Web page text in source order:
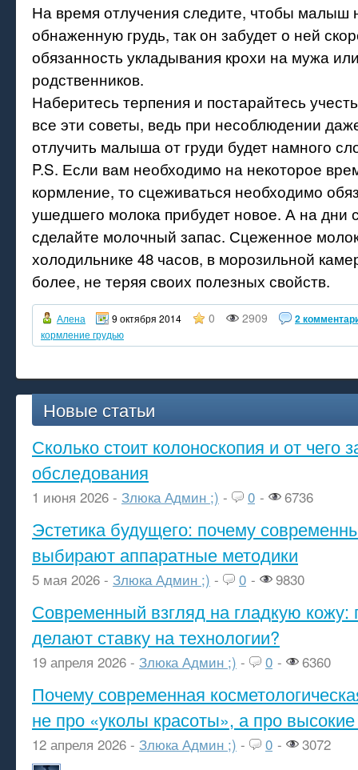
На время отлучения следите, чтобы малыш
обнаженную грудь, так он забудет о ней
обязанность укладывания крохи на мужа
родственников.
Наберитесь терпения и постарайтесь
все эти советы, ведь при несоблюдении
отлучить малыша от груди будет намного
P.S. Если вам необходимо на некоторое
кормление, то сцеживаться необходимо
ушедшего молока прибудет новое. А на дни
сделайте молочный запас. Сцеженное
холодильнике 48 часов, в морозильной
более, не теряя своих полезных свойств.
Алена 9 октября 2014 0 2909 2
кормление грудью
Новые статьи
Сколько стоит колоноскопия и от чего
обследования
1 июня 2026 - Злюка Админ ;) - 0 - 6736
Эстетика будущего: почему
выбирают аппаратные методики
5 мая 2026 - Злюка Админ ;) - 0 - 9830
Современный взгляд на гладкую кожу:
делают ставку на технологии?
19 апреля 2026 - Злюка Админ ;) - 0 - 6360
Почему современная
не про «уколы красоты», а про высокие
12 апреля 2026 - Злюка Админ ;) - 0 - 3072